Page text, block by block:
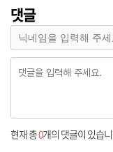
댓글
현재 총0개의 댓글이 있습